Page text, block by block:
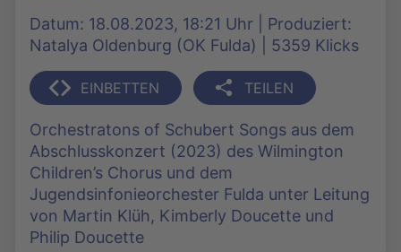
Datum: 18.08.2023, 18:21 Uhr | Produziert:
Natalya Oldenburg (OK Fulda) | 5359 Klicks
EINBETTEN TEILEN
Orchestratons of Schubert Songs aus dem
Abschlusskonzert (2023) des Wilmington
Children’s Chorus und dem
Jugendsinfonieorchester Fulda unter Leitung
von Martin Klüh, Kimberly Doucette und
Philip Doucette